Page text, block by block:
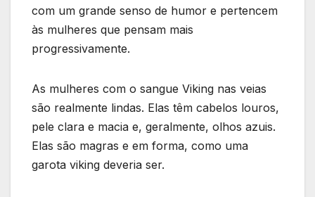
com um grande senso de humor e pertencem
às mulheres que pensam mais
progressivamente.
As mulheres com o sangue Viking nas veias
são realmente lindas. Elas têm cabelos louros,
pele clara e macia e, geralmente, olhos azuis.
Elas são magras e em forma, como uma
garota viking deveria ser.